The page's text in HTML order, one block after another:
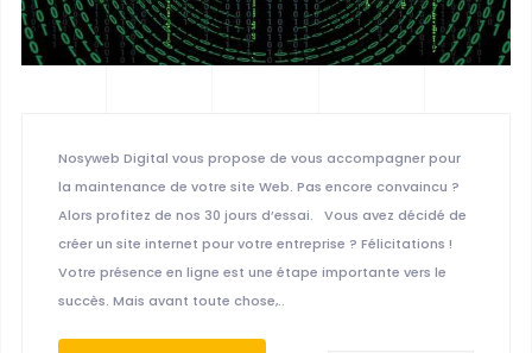
Nosyweb Digital vous propose de vous accompagner pour
la maintenance de votre site Web. Pas encore convaincu ?
Alors profitez de nos 30 jours d’essai. Vous avez décidé de
créer un site internet pour votre entreprise ? Félicitations !
Votre présence en ligne est une étape importante vers le
succès. Mais avant toute chose,..